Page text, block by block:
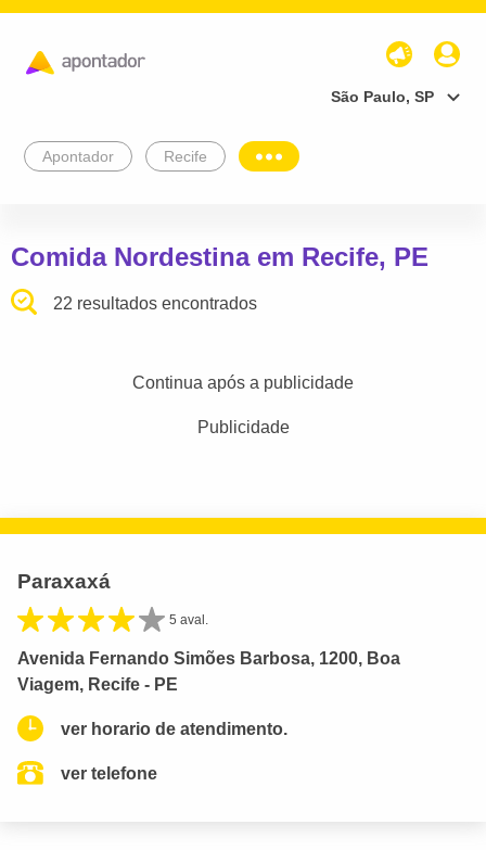
São Paulo, SP
Apontador Recife
Comida Nordestina em Recife, PE
22 resultados encontrados
Continua após a publicidade
Publicidade
Paraxaxá
5 aval.
Avenida Fernando Simões Barbosa, 1200, Boa
Viagem, Recife - PE
ver horario de atendimento.
ver telefone